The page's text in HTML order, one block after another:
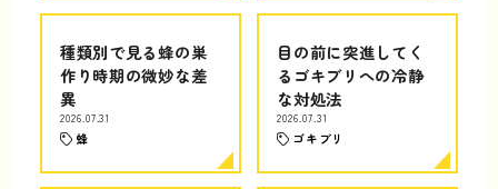
種類別で見る蜂の巣
作り時期の微妙な差
異
2026.07.31
蜂
目の前に突進してく
るゴキブリへの冷静
な対処法
2026.07.31
ゴキブリ